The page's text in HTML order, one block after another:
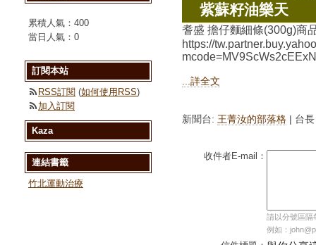
紫蘇籽油樂天
耆盛 擔仔麵細條(300g)商
https://
...詳全文
新聞台: 王菁汝的部落格 | 台
收件者E-mail：
請以分號區隔
例如：
累積人氣： 400
當日人氣： 0
訂閱本站
RSS訂閱 (如何使用RSS)
加入訂閱
Kaza
連結書籤
竹北運動治療